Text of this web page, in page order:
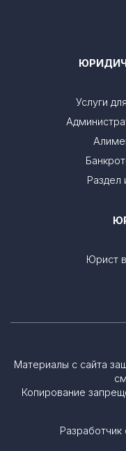
Услуги
Раздел
Юрист
Материалы с сайта
Копирование